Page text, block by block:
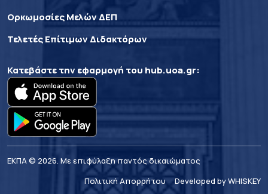
Ορκωμοσίες Μελών ΔΕΠ
Τελετές Επίτιμων Διδακτόρων
Κατεβάστε την εφαρμογή του hub.uoa.gr:
ΕΚΠΑ © 2026. Με επιφύλαξη παντός δικαιώματος
Πολιτική Απορρήτου
Developed by WHISKEY